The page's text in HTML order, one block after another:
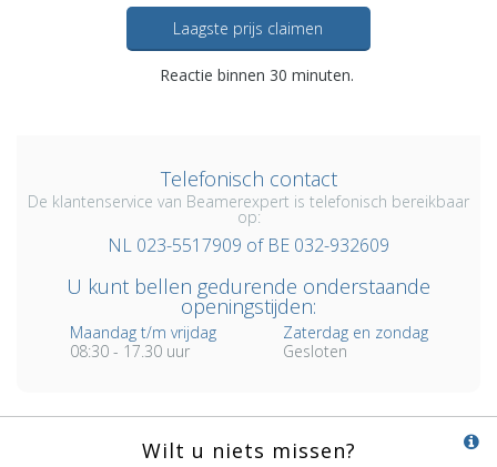
Laagste prijs claimen
Reactie binnen 30 minuten.
Telefonisch contact
De klantenservice van Beamerexpert is telefonisch bereikbaar
op:
NL 023-5517909 of BE 032-932609
U kunt bellen gedurende onderstaande
openingstijden:
Maandag t/m vrijdag
08:30 - 17.30 uur
Zaterdag en zondag
Gesloten
Wilt u niets missen?